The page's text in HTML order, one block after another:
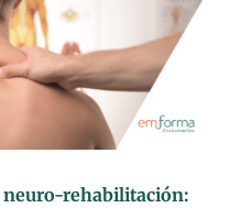
neuro-rehabilitación: